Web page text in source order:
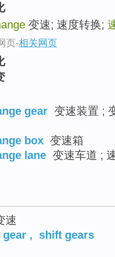
变速; 速度转换;
页-相关网页
gear 变速装置 ;
box 变速箱
lane 变速车道 ;
速
gear , shift gears